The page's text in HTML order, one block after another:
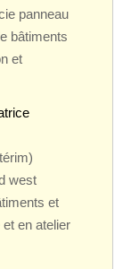
panneau
bâtiments
et
west
et
en atelier